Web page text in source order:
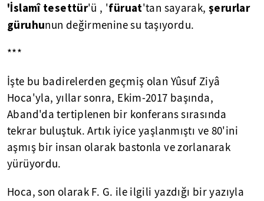
'İslamî tesettür'ü , 'füruat'tan sayarak, şerurlar
güruhunun değirmenine su taşıyordu.
***
İşte bu badirelerden geçmiş olan Yûsuf Ziyâ
Hoca'yla, yıllar sonra, Ekim-2017 başında,
Aband'da tertiplenen bir konferans sırasında
tekrar buluştuk. Artık iyice yaşlanmıştı ve 80'ini
aşmış bir insan olarak bastonla ve zorlanarak
yürüyordu.
Hoca, son olarak F. G. ile ilgili yazdığı bir yazıyla